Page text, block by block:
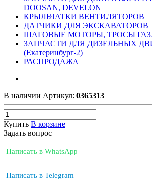
DOOSAN, DEVELON
КРЫЛЬЧАТКИ ВЕНТИЛЯТОРОВ
ДАТЧИКИ ДЛЯ ЭКСКАВАТОРОВ
ШАГОВЫЕ МОТОРЫ, ТРОСЫ
ЗАПЧАСТИ ДЛЯ ДИЗЕЛЬНЫХ
(Екатеринбург-2)
РАСПРОДАЖА
В наличии Артикул: 0365313
Купить В корзине
Задать вопрос
Написать в WhatsApp
Написать в Telegram